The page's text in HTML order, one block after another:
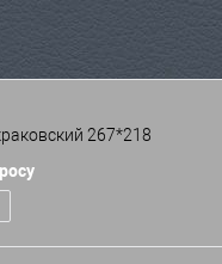
267*218